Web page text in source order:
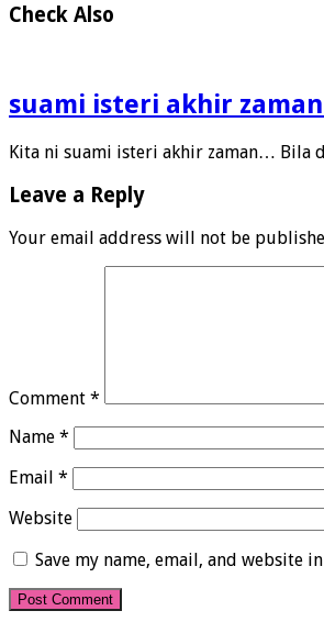
Check Also
suami isteri akhir
Kita ni suami isteri akhir zaman… Bila
Leave a Reply
Your email address will not be
Comment *
Name *
Email *
Website
Save my name, email, and website